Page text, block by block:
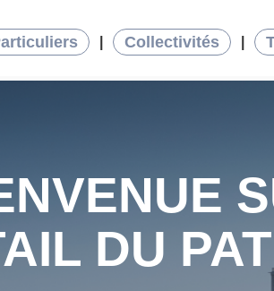
Collectivités
DU